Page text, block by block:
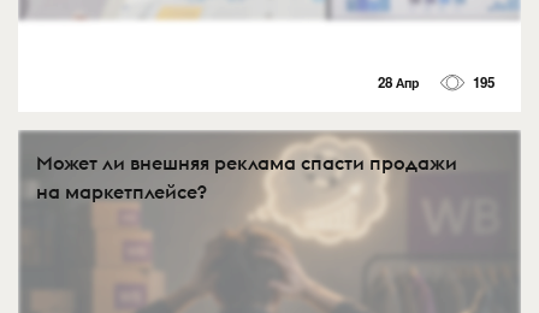
28 Апр 195
Может ли внешняя реклама спасти продажи
на маркетплейсе?